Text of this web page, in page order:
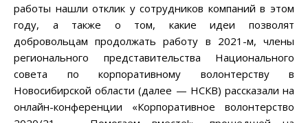
работы нашли отклик у сотрудников компаний в этом
году, а также о том, какие идеи позволят
добровольцам продолжать работу в 2021-м, члены
регионального представительства Национального
совета по корпоративному волонтерству в
Новосибирской области (далее — НСКВ) рассказали на
онлайн-конференции «Корпоративное волонтерство